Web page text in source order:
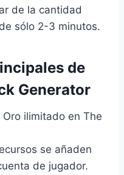
de la cantidad
sólo 2-3 minutos.
de
Generator
ilimitado en The
se añaden
de jugador.